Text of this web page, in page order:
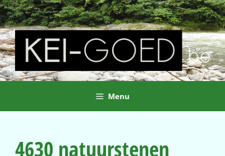
Ga
naar
de
inhoud
Menu
4630 natuurstenen